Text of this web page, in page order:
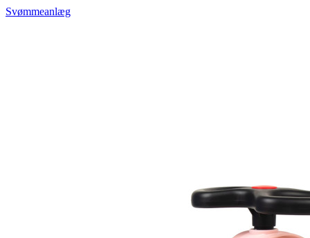
Svømmeanlæg